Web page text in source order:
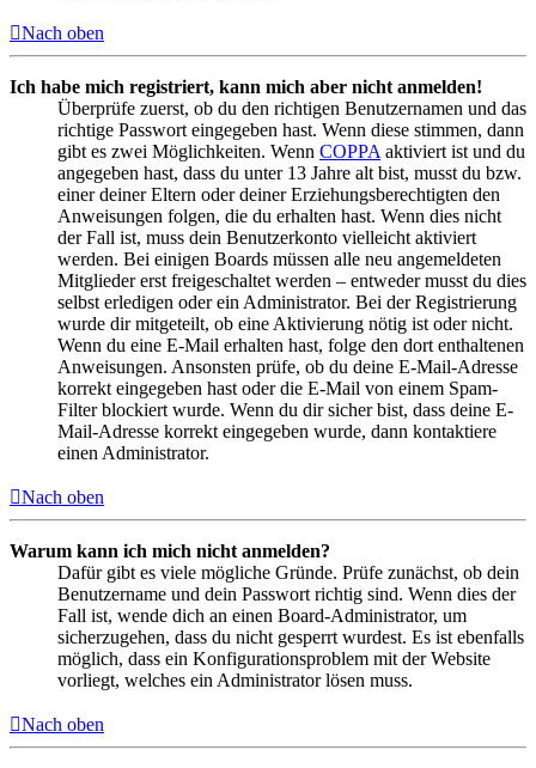
Nach oben
Ich habe mich registriert, kann mich aber nicht anmelden!
Überprüfe zuerst, ob du den richtigen Benutzernamen und das
richtige Passwort eingegeben hast. Wenn diese stimmen, dann
gibt es zwei Möglichkeiten. Wenn COPPA aktiviert ist und du
angegeben hast, dass du unter 13 Jahre alt bist, musst du bzw.
einer deiner Eltern oder deiner Erziehungsberechtigten den
Anweisungen folgen, die du erhalten hast. Wenn dies nicht
der Fall ist, muss dein Benutzerkonto vielleicht aktiviert
werden. Bei einigen Boards müssen alle neu angemeldeten
Mitglieder erst freigeschaltet werden – entweder musst du dies
selbst erledigen oder ein Administrator. Bei der Registrierung
wurde dir mitgeteilt, ob eine Aktivierung nötig ist oder nicht.
Wenn du eine E-Mail erhalten hast, folge den dort enthaltenen
Anweisungen. Ansonsten prüfe, ob du deine E-Mail-Adresse
korrekt eingegeben hast oder die E-Mail von einem Spam-
Filter blockiert wurde. Wenn du dir sicher bist, dass deine E-
Mail-Adresse korrekt eingegeben wurde, dann kontaktiere
einen Administrator.
Nach oben
Warum kann ich mich nicht anmelden?
Dafür gibt es viele mögliche Gründe. Prüfe zunächst, ob dein
Benutzername und dein Passwort richtig sind. Wenn dies der
Fall ist, wende dich an einen Board-Administrator, um
sicherzugehen, dass du nicht gesperrt wurdest. Es ist ebenfalls
möglich, dass ein Konfigurationsproblem mit der Website
vorliegt, welches ein Administrator lösen muss.
Nach oben